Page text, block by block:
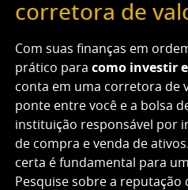
corretora de
Com suas finanças em
prático para como investir
conta em uma corretora de
ponte entre você e a bolsa
instituição responsável por
de compra e venda de
certa é fundamental para
Pesquise sobre a